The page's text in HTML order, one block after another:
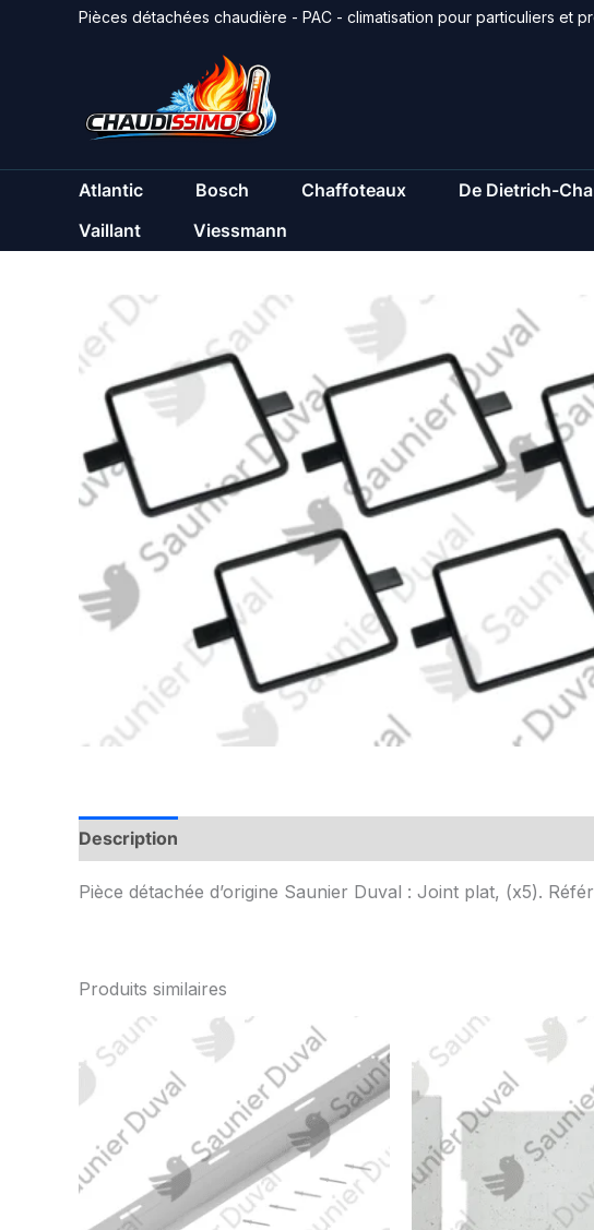
Pièces détachées chaudière - PAC - climatisation pour particuliers et
Atlantic Bosch Chaffoteaux De Dietrich-
Vaillant
Viessmann
Description
Pièce détachée d’origine Saunier Duval : Joint plat, (x5).
Produits similaires